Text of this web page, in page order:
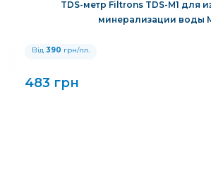
TDS-метр Filtrons TDS-M1 для
минерализации воды
Від 390 грн/пл.
483 грн